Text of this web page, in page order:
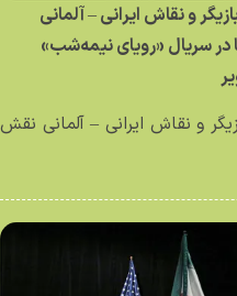
و نقاش ایرانی – آلمانی
در سریال «رویای نیمه‌شب»
و نقاش ایرانی – آلمانی نقش